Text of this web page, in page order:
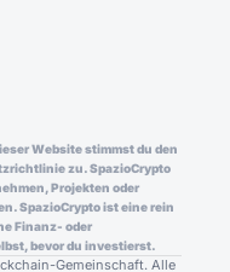
Website stimmst du den
zu. SpazioCrypto
Projekten oder
SpazioCrypto ist eine rein
Finanz- oder
bevor du investierst.
Gemeinschaft. Alle